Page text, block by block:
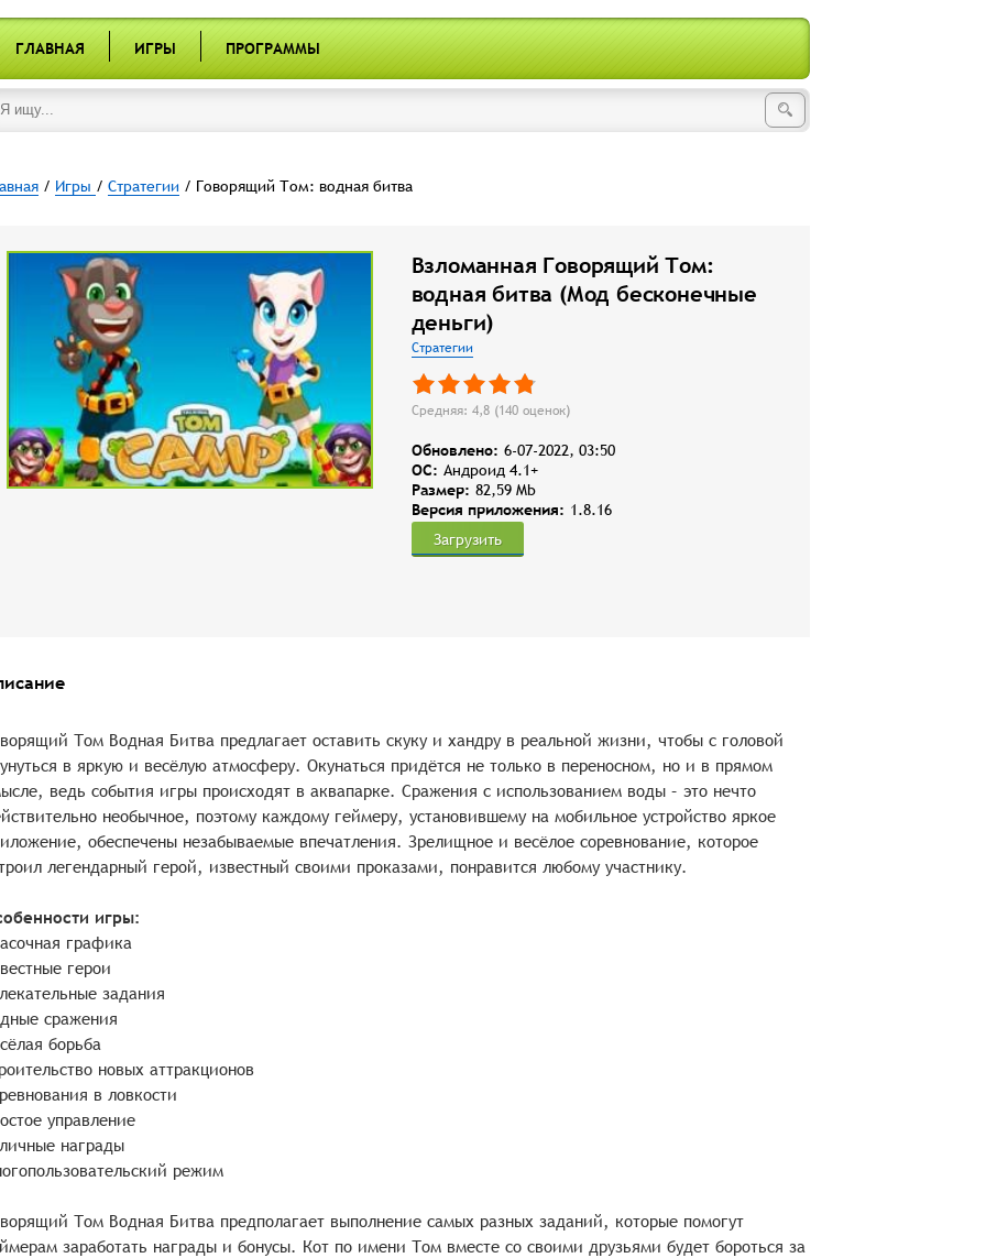
ГЛАВНАЯ ИГРЫ ПРОГРАММЫ
/ Игры / Стратегии / Говорящий Том: водная битва
Взломанная Говорящий Том:
водная битва (Мод бесконечные
деньги)
Стратегии
Средняя: 4,8 (140оценок)
Обновлено: 6-07-2022, 03:50
OC: Андроид 4.1+
Размер: 82,59 Mb
Версия приложения: 1.8.16
Загрузить
Том Водная Битва предлагает оставить скуку и хандру в реальной жизни, чтобы с головой
в яркую и весёлую атмосферу. Окунаться придётся не только в переносном, но и в прямом
ведь события игры происходят в аквапарке. Сражения с использованием воды – это нечто
необычное, поэтому каждому геймеру, установившему на мобильное устройство яркое
обеспечены незабываемые впечатления. Зрелищное и весёлое соревнование, которое
легендарный герой, известный своими проказами, понравится любому участнику.
игры:
графика
герои
задания
сражения
борьба
новых аттракционов
в ловкости
управление
награды
режим
Том Водная Битва предполагает выполнение самых разных заданий, которые помогут
заработать награды и бонусы. Кот по имени Том вместе со своими друзьями будет бороться за